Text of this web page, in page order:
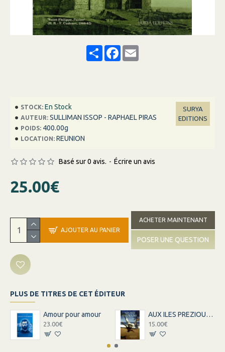
ShareFacebook
Email
STOCK: En Stock
AUTEUR: SULLIMAN ISSOP - RAPHAEL PIRAS
POIDS: 400.00g
LOCATION: REUNION
SURYA
EDITIONS
Basé sur 0 avis. - Écrire un avis
25.00€
AJOUTER AU PANIER
ACHETER MAINTENANT
POSER UNE QUESTION
PLUS DE TITRES DE CET ÉDITEUR
Amour pour amour
23.00€
AUX ILES PREZIOUME
15.00€